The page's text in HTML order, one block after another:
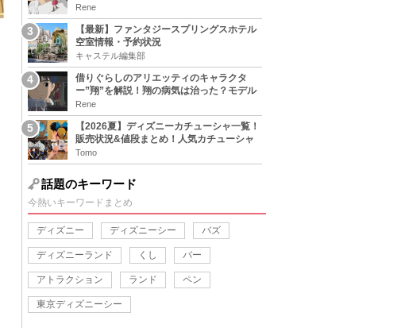
キャラまとめ！
Rene
【最新】ファンタジースプリングスホテル
空室情報・予約状況
キャステル編集部
借りぐらしのアリエッティのキャラクタ
ー”翔”を解説！翔の病気は治った？モデル
は誰？
Rene
【2026夏】ディズニーカチューシャ一覧！
販売状況&値段まとめ！人気カチューシャ
をチェック
Tomo
話題のキーワード
今熱いキーワードまとめ
ディズニー ディズニーシー バズ
ディズニーランド くし バー
アトラクション ランド ペン
東京ディズニーシー